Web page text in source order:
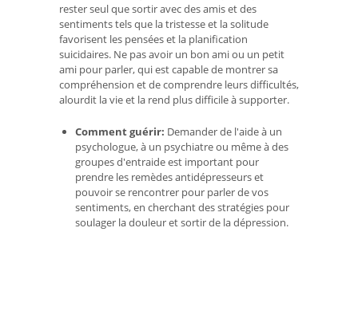
rester seul que sortir avec des amis et des
sentiments tels que la tristesse et la solitude
favorisent les pensées et la planification
suicidaires. Ne pas avoir un bon ami ou un petit
ami pour parler, qui est capable de montrer sa
compréhension et de comprendre leurs difficultés,
alourdit la vie et la rend plus difficile à supporter.
Comment guérir: Demander de l'aide à un
psychologue, à un psychiatre ou même à des
groupes d'entraide est important pour
prendre les remèdes antidépresseurs et
pouvoir se rencontrer pour parler de vos
sentiments, en cherchant des stratégies pour
soulager la douleur et sortir de la dépression.